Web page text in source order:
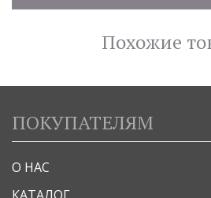
Похожие
ПОКУПАТЕЛЯМ
О НАС